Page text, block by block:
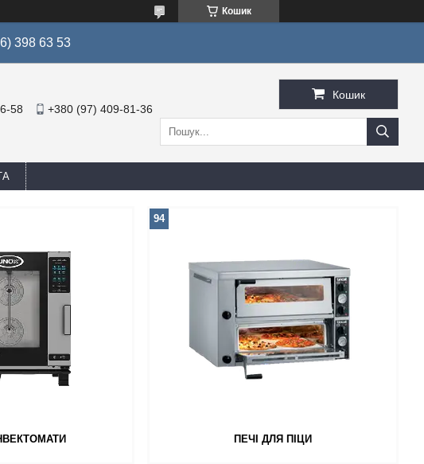
Кошик
398 63 53
58 +380 (97) 409-81-36
Кошик
ПЕЧІ ДЛЯ ПІЦИ
94